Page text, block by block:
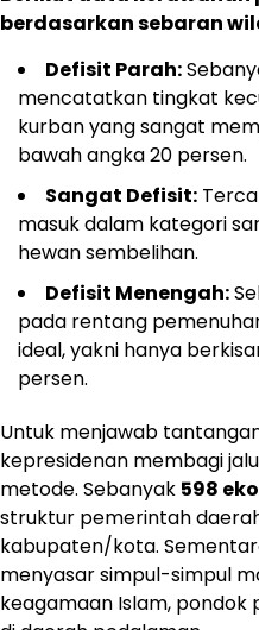
berdasarkan sebaran
Defisit Parah:
mencatatkan tingkat
kurban yang sangat
bawah angka 20 persen.
Sangat Defisit:
masuk dalam kategori
hewan sembelihan.
Defisit Menengah:
pada rentang
ideal, yakni hanya
persen.
Untuk menjawab
kepresidenan membagi
metode. Sebanyak 598
struktur pemerintah
kabupaten/kota.
menyasar simpul-simpul
keagamaan Islam,